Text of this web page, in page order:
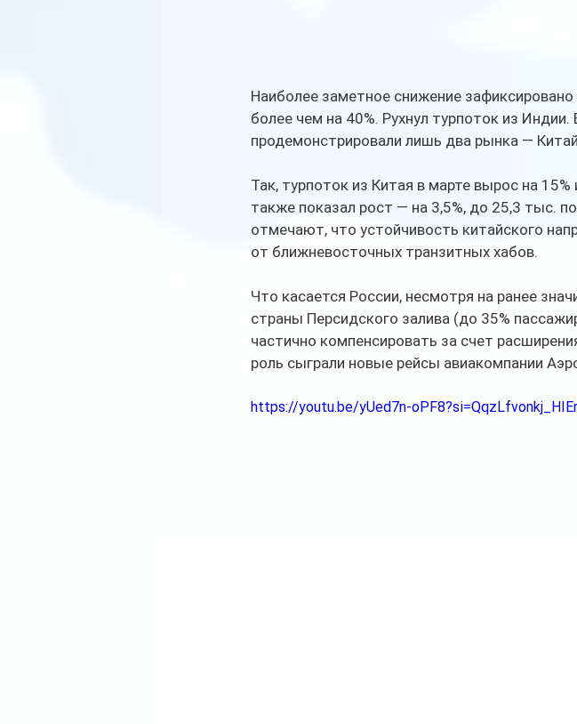
Наиболее заметное снижение
более чем на 40%. Рухнул турпоток из
продемонстрировали лишь два рынка —
Так, турпоток из Китая в марте вырос на
также показал рост — на 3,5%, до 25,3 тыс.
отмечают, что устойчивость китайского
от ближневосточных транзитных хабов.
Что касается России, несмотря на ранее
страны Персидского залива (до 35%
частично компенсировать за счет
роль сыграли новые рейсы авиакомпании
https://youtu.be/yUed7n-